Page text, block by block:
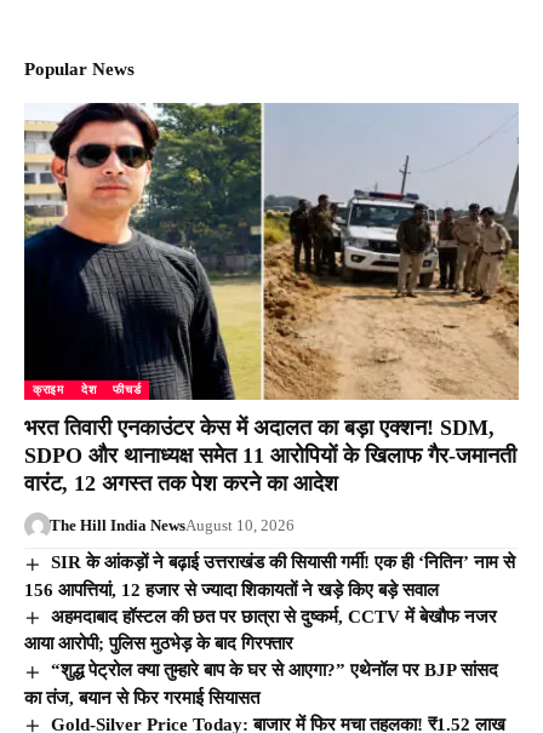
Popular News
क्राइम देश फीचर्ड
भरत तिवारी एनकाउंटर केस में अदालत का बड़ा एक्शन! SDM,
SDPO और थानाध्यक्ष समेत 11 आरोपियों के खिलाफ गैर-जमानती
वारंट, 12 अगस्त तक पेश करने का आदेश
The Hill India NewsAugust 10, 2026
SIR के आंकड़ों ने बढ़ाई उत्तराखंड की सियासी गर्मी! एक ही ‘नितिन’ नाम से
156 आपत्तियां, 12 हजार से ज्यादा शिकायतों ने खड़े किए बड़े सवाल
अहमदाबाद हॉस्टल की छत पर छात्रा से दुष्कर्म, CCTV में बेखौफ नजर
आया आरोपी; पुलिस मुठभेड़ के बाद गिरफ्तार
“शुद्ध पेट्रोल क्या तुम्हारे बाप के घर से आएगा?” एथेनॉल पर BJP सांसद
का तंज, बयान से फिर गरमाई सियासत
Gold-Silver Price Today: बाजार में फिर मचा तहलका! ₹1.52 लाख